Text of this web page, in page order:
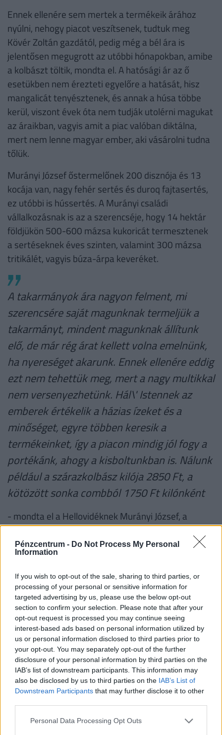
Pénzcentrum - Do Not Process My Personal
Information
If you wish to opt-out of the sale, sharing to third parties, or
processing of your personal or sensitive information for
targeted advertising by us, please use the below opt-out
section to confirm your selection. Please note that after your
opt-out request is processed you may continue seeing
interest-based ads based on personal information utilized by
us or personal information disclosed to third parties prior to
your opt-out. You may separately opt-out of the further
disclosure of your personal information by third parties on the
IAB’s list of downstream participants. This information may
also be disclosed by us to third parties on the IAB’s List of
Downstream Participants that may further disclose it to other
Personal Data Processing Opt Outs
Ennek ellenére sem mertek a termékeik árához
nyúlni, nehogy piacot veszítsenek, tudtuk meg
Kövér Zoltán gazdától, pedig még a bél ára is
jelentősen megugrott az utóbbi hónapokban, amibe
a kolbászt töltik, mondta el. A hatósági ár az ő
esetükben nem érezteti egyelőre a hatását, hisz
mangalicát tenyésztenek, és annak a húsa többe
kerül, viszont évek óta nem tudják utolérni magukat
az áraikban, vagyis amit a piac valóban diktálna,
mert nem lenne magyar ember, aki vásárolni tudna
tőlük.
Murányi József őstermelőnek 200 disznója és 13
kocája van, nagy fehér sertés és duroq fajtasertés,
ez utóbbi is hússertés. A Murányi családi
vállalkozásnak is az a szerencséje, hogy 14 hektár
földjükön 500-600 mázsa kukoricát termesztenek
a sertéseknek éves szinten, valamint 300 mázsa
tritikálét, vagyis búza-árpa keveréket.
A takarmányok ára nagyon felment, mi
szerencsére saját magunknak termeljük a
takarmányt, mindent magunknak állítunk
elő, de már rég árat kellett volna emelnünk,
ha nyereséget akarunk. Ennek ellenére eddig
ezt nem tehettük meg, mert a nagy multikkal
nem versenyezhetünk. Hál\' Istennek az
emberek értékelik a házias ízeket és a
minőséget, egyre többen keresik a
termékeinket, így a piacon mindig jól fogy a
portékánk, ahogy a kisboltunkban is. Nálunk
például a szárazkolbász kilója 2850 Ft, a
kötözött sonka combból 1750 Ft kilónként
- mondta el a Hellovidéknek Murányi József, a
vállalkozás feje.
Arra a kérdésre, hogy az árstop hogyan érinti őket,
termékeik, így náluk egyelőre nincs változás, nem
befolyásolja a vállalkozásukat az intézkedés.
Ugyanakkor azt is elmondta, hogy saját maga is
tapasztalta, van olyan tenyésztő és kisebb, nagyobb
bolt is, ahol bár a sertéscomb árát tartják, de a többi
sertéshúsét jelentősen megemelték.
A friss sertéscomb kilóját már két éve 1400
forintért adjuk a boltunkban és a piacokon,
így nekünk nem kellett csökkentenünk az